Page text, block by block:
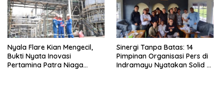
Nyala Flare Kian Mengecil,
Bukti Nyata Inovasi
Pertamina Patra Niaga
Sinergi Tanpa Batas: 14
Pimpinan Organisasi Pers di
Indramayu Nyatakan Solid di